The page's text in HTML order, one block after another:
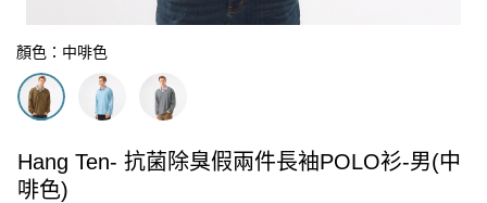
顏色：中啡色
Hang Ten- 抗菌除臭假兩件長袖POLO衫-男(中
啡色)